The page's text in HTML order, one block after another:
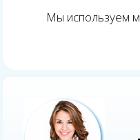
Мы используем